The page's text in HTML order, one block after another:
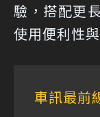
驗，搭配更
使用便利性
車訊最前